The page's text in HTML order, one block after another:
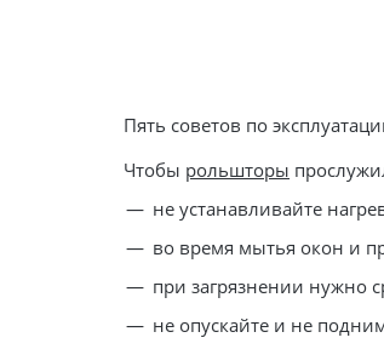
Пять советов по
Чтобы рольшторы
не устанавливайте
во время мытья окон и
при загрязнении нужно
не опускайте и не